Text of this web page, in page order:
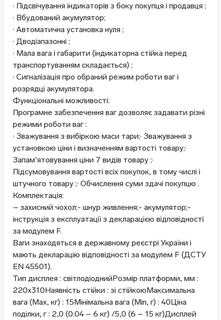
· Підсвічування індикаторів з боку покупця і продавця ;
· Вбудований акумулятор;
· Автоматична установка нуля ;
· Дводіапазонні ;
· Мала вага і габарити (індикаторна стійка перед
транспортуванням складається) ;
· Сигналізація про обраний режим роботи ваг і
розрядці акумулятора.
Функціональні можливості:
Програмне забезпечення ваг дозволяє задавати різні
режими роботи ваг :
· Зважування з вибіркою маси тари;· Зважування з
установкою ціни і визначенням вартості товару;·
Запам’ятовування ціни 7 видів товару ;·
Підсумовування вартості всіх покупок, в тому числі і
штучного товару ;· Обчислення суми здачі покупцю .
Комплектація:
– захисний чохол;- шнур живлення;- акумулятор;-
інструкція з експлуатації з декларацією відповідності
за модулем F.
Ваги знаходяться в державному реєстрі України і
мають декларацію відповідності за модулем F (ДСТУ
EN 45501).
Тип дисплея : світлодіоднийРозмір платформи, мм :
220х310Наявність стійки : зі стійкоюМаксимальна
вага (Max, кг) : 15Мінімальна вага (Min, г) : 40Ціна
поділки, г : 2,0 (0.04 – 6 кг) /5,0 (6 – 15 кг)Дисплей